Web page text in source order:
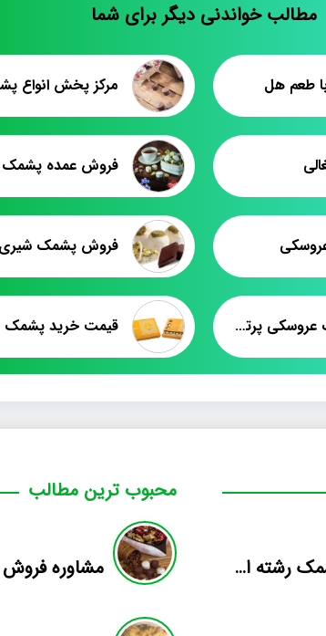
مطالب خواندنی دیگر برای شما
طعم هل مرکز پخش انواع
پرفروش ترین پشمک عروسکی پرتغالی قيمت خريد پشمک
فروش کیلویی پشمک رشته ای طعم دار میوه
محبوب ترین مطالب